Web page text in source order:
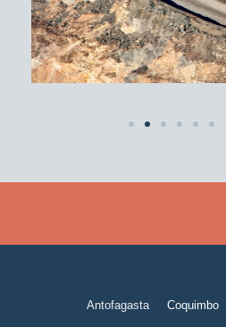
Antofagasta Coquimbo